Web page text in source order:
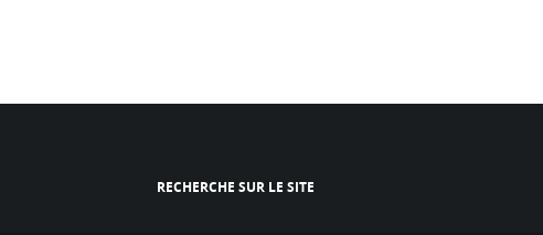
RECHERCHE SUR LE SITE